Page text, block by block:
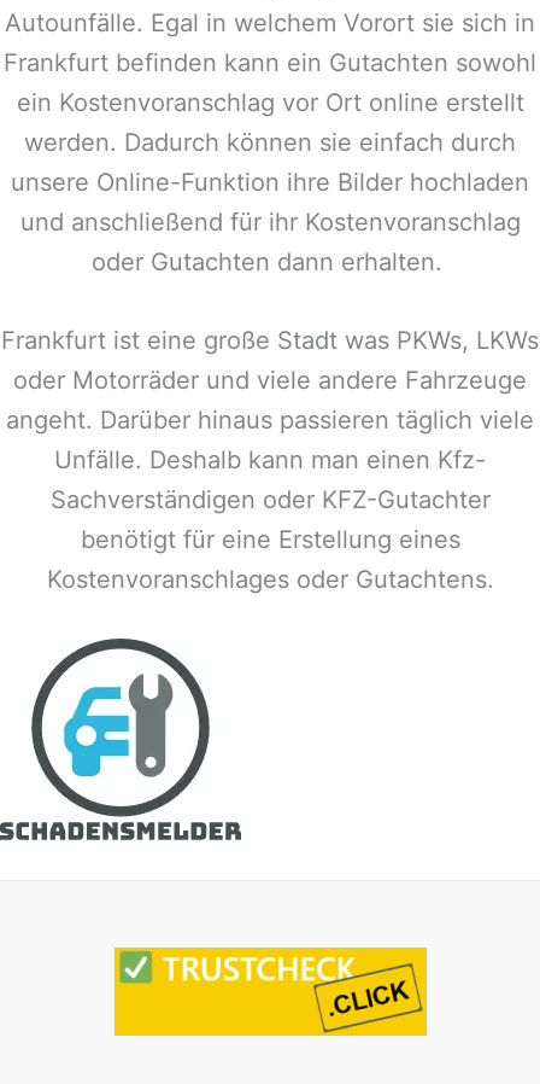
Autounfälle. Egal in welchem Vorort sie sich in
Frankfurt befinden kann ein Gutachten sowohl
ein Kostenvoranschlag vor Ort online erstellt
werden. Dadurch können sie einfach durch
unsere Online-Funktion ihre Bilder hochladen
und anschließend für ihr Kostenvoranschlag
oder Gutachten dann erhalten.
Frankfurt ist eine große Stadt was PKWs, LKWs
oder Motorräder und viele andere Fahrzeuge
angeht. Darüber hinaus passieren täglich viele
Unfälle. Deshalb kann man einen Kfz-
Sachverständigen oder KFZ-Gutachter
benötigt für eine Erstellung eines
Kostenvoranschlages oder Gutachtens.